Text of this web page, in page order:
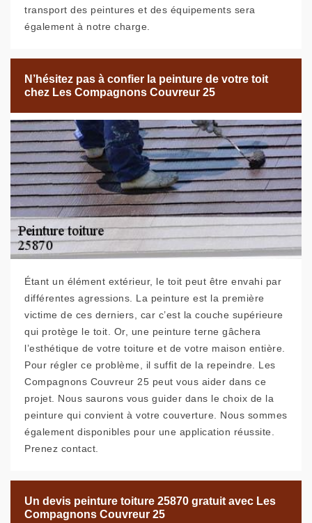
transport des peintures et des équipements sera
également à notre charge.
N’hésitez pas à confier la peinture de votre toit
chez Les Compagnons Couvreur 25
Étant un élément extérieur, le toit peut être envahi par
différentes agressions. La peinture est la première
victime de ces derniers, car c’est la couche supérieure
qui protège le toit. Or, une peinture terne gâchera
l’esthétique de votre toiture et de votre maison entière.
Pour régler ce problème, il suffit de la repeindre. Les
Compagnons Couvreur 25 peut vous aider dans ce
projet. Nous saurons vous guider dans le choix de la
peinture qui convient à votre couverture. Nous sommes
également disponibles pour une application réussite.
Prenez contact.
Un devis peinture toiture 25870 gratuit avec Les
Compagnons Couvreur 25